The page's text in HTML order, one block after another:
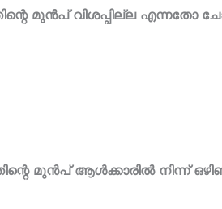
മുൻപ് വിശപ്പില്ല
മുൻപ് ആൾക്കാരിൽ നിന്ന്